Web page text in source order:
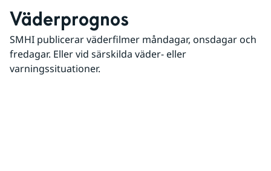
Väderprognos
SMHI publicerar väderfilmer måndagar, onsdagar och
fredagar. Eller vid särskilda väder- eller
varningssituationer.